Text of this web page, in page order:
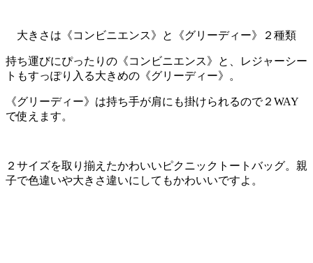
大きさは《コンビニエンス》と《グリーディー》２種類
持ち運びにぴったりの《コンビニエンス》
と、レジャーシー
トもすっぽり 入る大きめの《グリーディー》。
《グリーディー》は持ち手が肩にも掛けられるので２WAY
で使えます。
２サイズを取り揃えたかわいいピクニックトートバッグ。 親
子で色違いや大きさ違いにしてもかわいいですよ。